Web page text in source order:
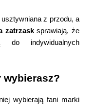
z przodu, a
zatrzask sprawiają, że
indywidualnych
wybierasz?
wybierają fani marki